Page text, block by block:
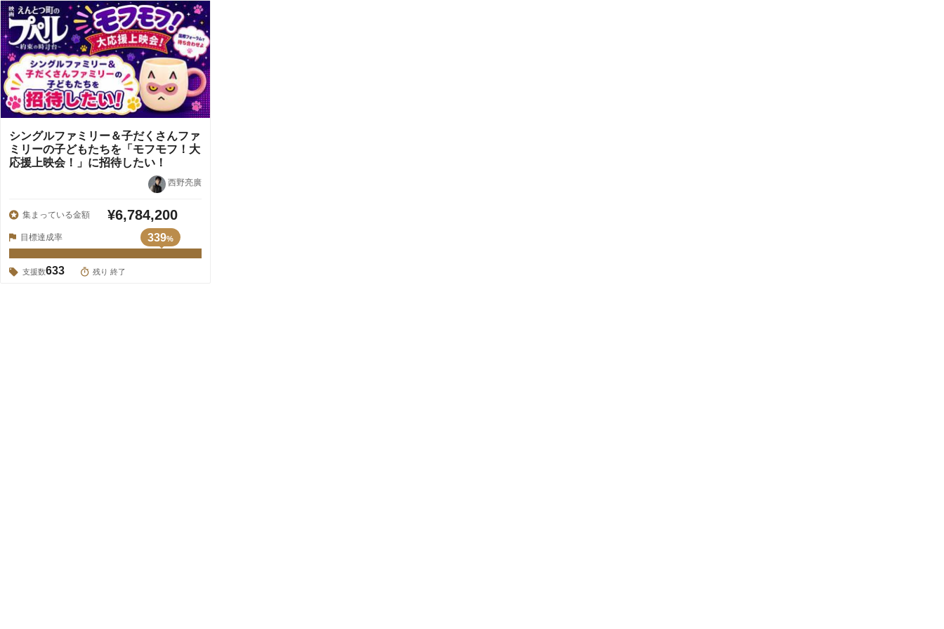
シングルファミリー＆子だくさんファ
ミリーの子どもたちを「モフモフ！大
応援上映会！」に招待したい！
西野亮廣
集まっている金額 ¥6,784,200
目標達成率 339%
支援数633 残り 終了